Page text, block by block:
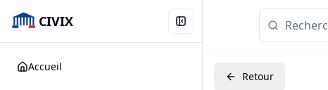
CIVIX
Accueil
Retour